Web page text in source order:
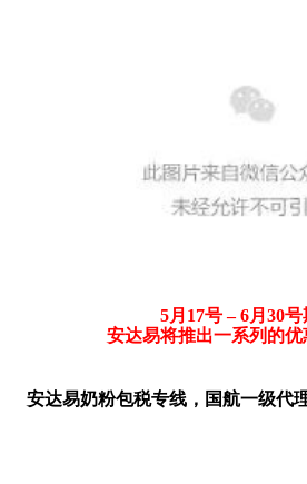
5月17号 – 6月30号
安达易将推出一系列的
安达易奶粉包税专线， 国航一级代